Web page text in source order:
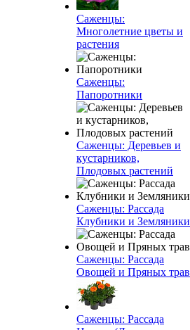
Саженцы:
Многолетние цветы и
растения
Саженцы:
Папоротники
Саженцы: Деревьев и
кустарников,
Плодовых растений
Саженцы: Рассада
Клубники и Земляники
Саженцы: Рассада
Овощей и Пряных трав
Саженцы: Рассада